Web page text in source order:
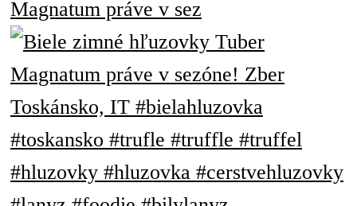
Magnatum práve v sez